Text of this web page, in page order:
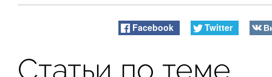
Facebook Twitter
Статьи по теме